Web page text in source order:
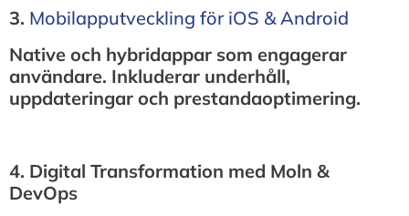
3.⁠ ⁠Mobilapputveckling för iOS & Android
Native och hybridappar som engagerar
användare. Inkluderar underhåll,
uppdateringar och prestandaoptimering.
4.⁠ ⁠Digital Transformation med Moln &
DevOps